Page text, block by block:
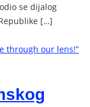
se dijalog
[…]
through our lens!”